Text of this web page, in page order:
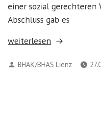
einer sozial gerechteren
Abschluss gab es
„Fairtrade
in
weiterlesen
Verfasst
BHAK/BHAS Lienz